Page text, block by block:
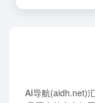
AI导航(aidh.net)